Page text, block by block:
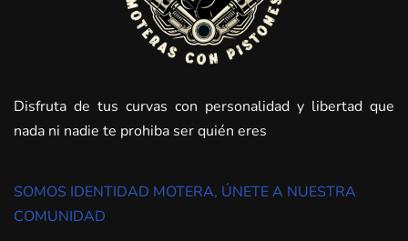
Disfruta de tus curvas con personalidad y libertad que
nada ni nadie te prohiba ser quién eres
SOMOS IDENTIDAD MOTERA, ÚNETE A NUESTRA
COMUNIDAD